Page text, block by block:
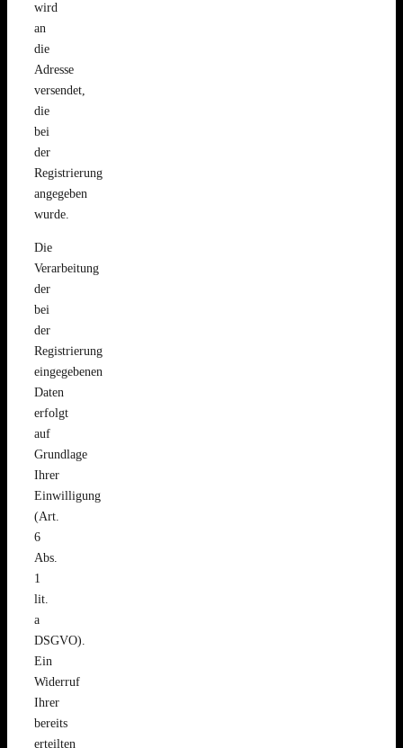
wird
an
die
Adresse
versendet,
die
bei
der
Registrierung
angegeben
wurde.
Die
Verarbeitung
der
bei
der
Registrierung
eingegebenen
Daten
erfolgt
auf
Grundlage
Ihrer
Einwilligung
(Art.
6
Abs.
1
lit.
a
DSGVO).
Ein
Widerruf
Ihrer
bereits
erteilten